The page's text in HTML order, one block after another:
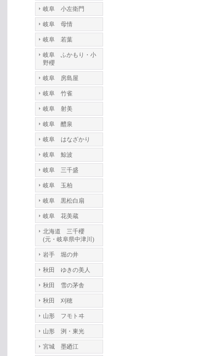
岐阜 小左衛門
岐阜 母情
岐阜 若葉
岐阜 ふかもり・小
野櫻
岐阜 房島屋
岐阜 竹雀
岐阜 射美
岐阜 醴泉
岐阜 はなざかり
岐阜 鯨波
岐阜 三千盛
岐阜 玉柏
岐阜 黒松白扇
岐阜 花美蔵
北海道 三千櫻
(元・岐阜県中津川)
岩手 堀の井
秋田 ゆきの美人
秋田 雪の茅舎
秋田 刈穂
山形 フモトヰ
山形 洌・東光
宮城 墨廼江